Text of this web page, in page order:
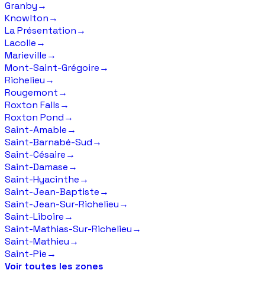
Granby→
Knowlton→
La Présentation→
Lacolle→
Marieville→
Mont-Saint-Grégoire→
Richelieu→
Rougemont→
Roxton Falls→
Roxton Pond→
Saint-Amable→
Saint-Barnabé-Sud→
Saint-Césaire→
Saint-Damase→
Saint-Hyacinthe→
Saint-Jean-Baptiste→
Saint-Jean-Sur-Richelieu→
Saint-Liboire→
Saint-Mathias-Sur-Richelieu→
Saint-Mathieu→
Saint-Pie→
Voir toutes les zones